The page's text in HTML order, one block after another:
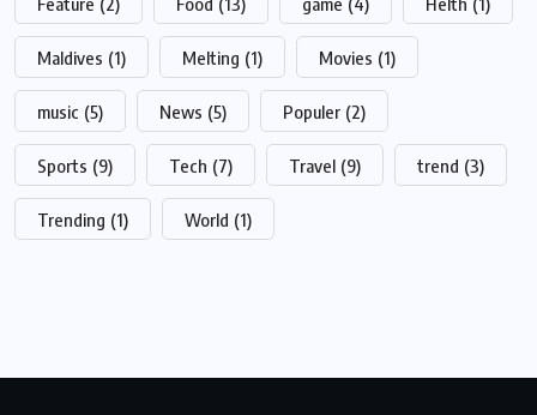
Maldives (1) Melting (1) Movies (1)
music (5) News (5) Populer (2)
Sports (9) Tech (7) Travel (9) trend (3)
Trending (1) World (1)